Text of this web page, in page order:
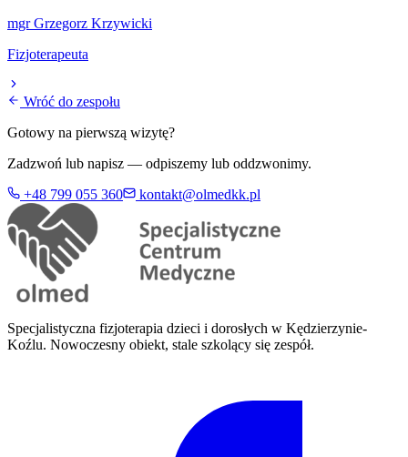
mgr Grzegorz Krzywicki
Fizjoterapeuta
Wróć do zespołu
Gotowy na pierwszą wizytę?
Zadzwoń lub napisz — odpiszemy lub oddzwonimy.
+48 799 055 360
kontakt@olmedkk.pl
Specjalistyczna fizjoterapia dzieci i dorosłych w Kędzierzynie-
Koźlu. Nowoczesny obiekt, stale szkolący się zespół.